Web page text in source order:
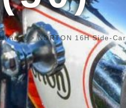
>NORTON 16H Side-Car